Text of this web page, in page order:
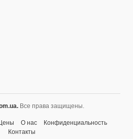
Все права защищены.
О нас
Конфиденциальность
Контакты